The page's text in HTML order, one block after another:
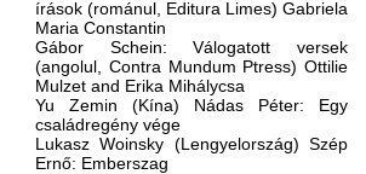
írások (románul, Editura Limes) Gabriela
Maria Constantin
Gábor Schein: Válogatott versek
(angolul, Contra Mundum Ptress) Ottilie
Mulzet and Erika Mihálycsa
Yu Zemin (Kína) Nádas Péter: Egy
családregény vége
Lukasz Woinsky (Lengyelország) Szép
Ernő: Emberszag